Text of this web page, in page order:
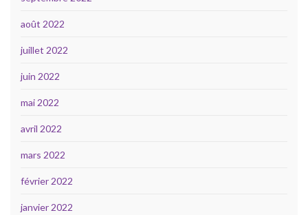
août 2022
juillet 2022
juin 2022
mai 2022
avril 2022
mars 2022
février 2022
janvier 2022